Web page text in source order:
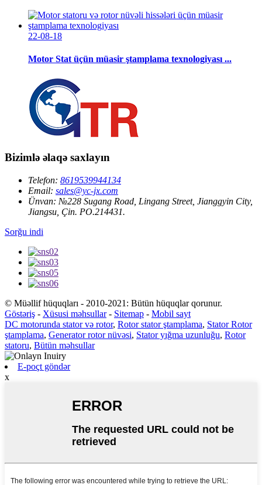
22-08-18
Motor Stat üçün müasir ştamplama texnologiyası ...
Bizimlə əlaqə saxlayın
Telefon: 8619539944134
Email: sales@yc-jx.com
Ünvan: №228 Sugang Road, Lingang Street, Jianggyin City,
Jiangsu, Çin. PO.214431.
Sorğu indi
© Müəllif hüquqları - 2010-2021: Bütün hüquqlar qorunur.
Göstəriş - Xüsusi məhsullar- Sitemap - Mobil sayt
DC motorunda stator və rotor, Rotor stator ştamplama, Stator Rotor
ştamplama, Generator rotor nüvəsi, Stator yığma uzunluğu, Rotor
statoru, Bütün məhsullar
E-poçt göndər
x